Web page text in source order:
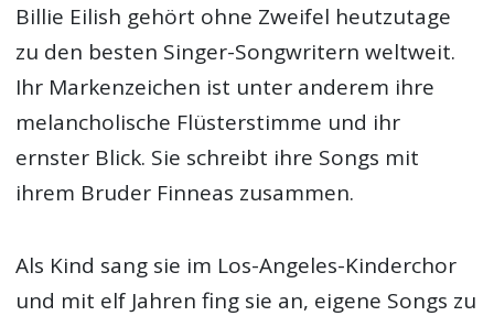
Billie Eilish gehört ohne Zweifel heutzutage
zu den besten Singer-Songwritern weltweit.
Ihr Markenzeichen ist unter anderem ihre
melancholische Flüsterstimme und ihr
ernster Blick. Sie schreibt ihre Songs mit
ihrem Bruder Finneas zusammen.
Als Kind sang sie im Los-Angeles-Kinderchor
und mit elf Jahren fing sie an, eigene Songs zu